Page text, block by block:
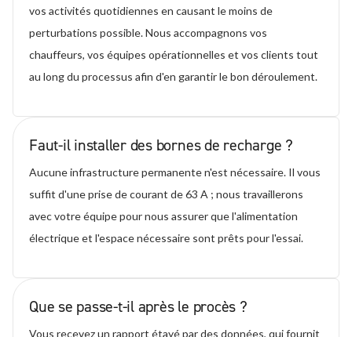
vos activités quotidiennes en causant le moins de
perturbations possible. Nous accompagnons vos
chauffeurs, vos équipes opérationnelles et vos clients tout
au long du processus afin d'en garantir le bon déroulement.
Faut-il installer des bornes de recharge ?
Aucune infrastructure permanente n'est nécessaire. Il vous
suffit d'une prise de courant de 63 A ; nous travaillerons
avec votre équipe pour nous assurer que l'alimentation
électrique et l'espace nécessaire sont prêts pour l'essai.
Que se passe-t-il après le procès ?
Vous recevez un rapport étayé par des données, qui fournit